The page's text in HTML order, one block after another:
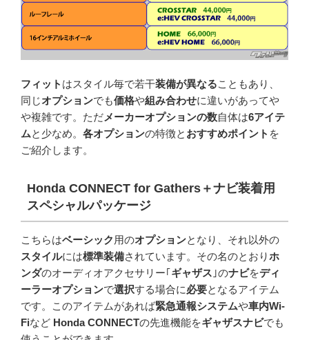
フィット はスタイル毎で若干装備が異なることもあり、
同じオプションでも価格や組み合わせに違いがあってや
や複雑です。ただメーカーオプションの数自体は6アイテ
ムと少なめ。 各オプションの特徴と おすすめポイント を
ご紹介します。
Honda CONNECT for Gathers ＋ナビ装着用
スペシャルパッケージ
こちらはベーシック 用のオプションとなり、それ以外の
スタイルには標準装備されています。その名のとおりホ
ンダのオーディオアクセサリー｢ギャザス ｣のナビをディ
ーラーオプションで選択する場合に必要となるアイテム
です。このアイテムがあれば緊急通報システムや車内Wi-
Fiなど Honda CONNECTの先進機能をギャザスナビでも